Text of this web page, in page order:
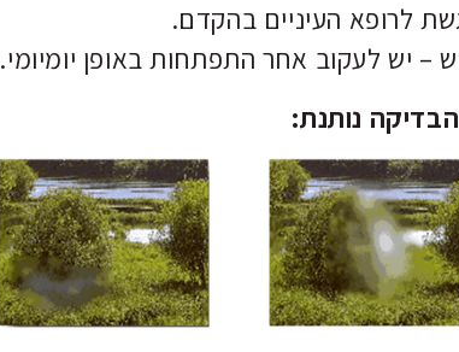
לרופא העיניים בהקדם.
– יש לעקוב אחר התפתחות באופן יומיומי.
נותנת: